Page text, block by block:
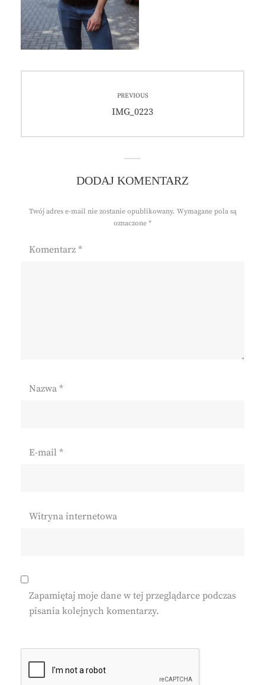
PREVIOUS
Previous
IMG_0223
DODAJ KOMENTARZ
Twój adres e-mail nie zostanie opublikowany. Wymagane pola są
oznaczone *
Komentarz *
Nazwa *
E-mail *
Witryna internetowa
Zapamiętaj moje dane w tej przeglądarce podczas
pisania kolejnych komentarzy.